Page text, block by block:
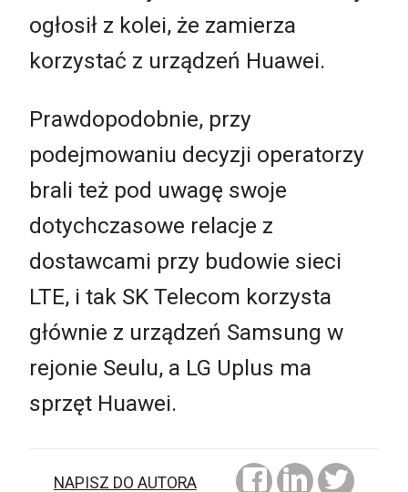
ogłosił z kolei, że zamierza
korzystać z urządzeń Huawei.
Prawdopodobnie, przy
podejmowaniu decyzji operatorzy
brali też pod uwagę swoje
dotychczasowe relacje z
dostawcami przy budowie sieci
LTE, i tak SK Telecom korzysta
głównie z urządzeń Samsung w
rejonie Seulu, a LG Uplus ma
sprzęt Huawei.
NAPISZ DO AUTORA